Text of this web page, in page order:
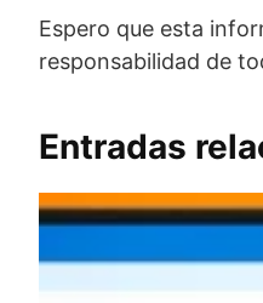
Espero que esta
responsabilidad de
Entradas